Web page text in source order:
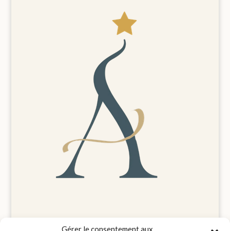
Gérer le consentement aux